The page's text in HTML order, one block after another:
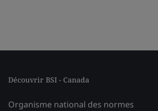
Découvrir BSI - Canada
Organisme national des normes